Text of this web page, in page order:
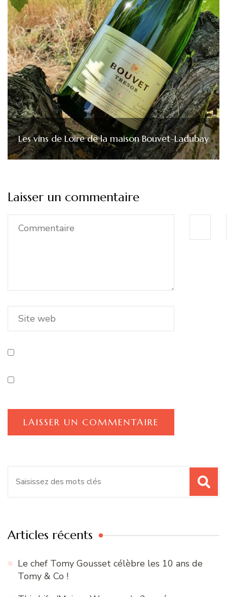
Les vins de Loire de la maison Bouvet-Ladubay
Laisser un commentaire
Articles récents
Le chef Tomy Gousset célèbre les 10 ans de
Tomy & Co !